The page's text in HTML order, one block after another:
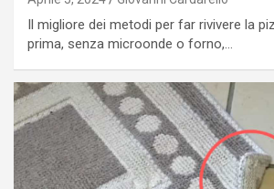
Il migliore dei metodi per far rivivere la
prima, senza microonde o forno,…